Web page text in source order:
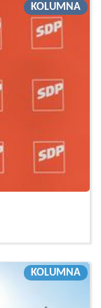
KOLUMNA
KOLUMNA